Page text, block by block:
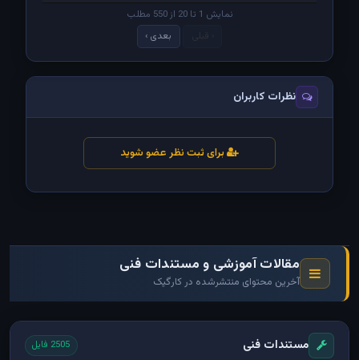
نمایش 1 تا 20 از 550 مطلب
بعدی ›
نظرات کاربران
برای ثبت نظر عضو شوید
مقالات آموزشی و مستندات فنی
آخرین محتوای منتشرشده در کارگیک
مستندات فنی 2505 فایل